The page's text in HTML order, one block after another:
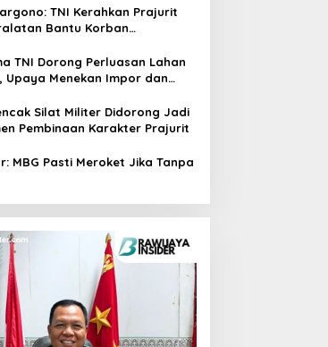
TNI Kerahkan Prajurit
Bantu Korban
TNI Dorong Perluasan Lahan
Upaya Menekan Impor dan
Silat Militer Didorong Jadi
Pembinaan Karakter Prajurit
MBG Pasti Meroket Jika Tanpa